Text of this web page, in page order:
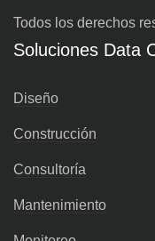
Todos los derechos
Soluciones Data
Diseño
Construcción
Consultoría
Mantenimiento